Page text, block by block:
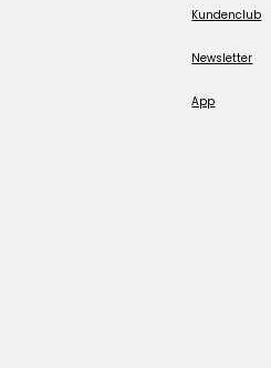
Kundenclub
Newsletter
App